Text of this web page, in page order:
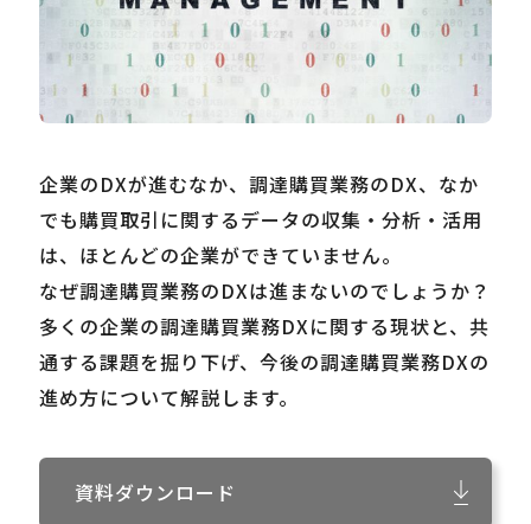
News
EN
JP
Contact
企業のDXが進むなか、調達購買業務のDX、なか
でも購買取引に関するデータの収集・分析・活用
は、ほとんどの企業ができていません。
なぜ調達購買業務のDXは進まないのでしょうか？
多くの企業の調達購買業務DXに関する現状と、共
通する課題を掘り下げ、今後の調達購買業務DXの
進め方について解説します。
資料ダウンロード